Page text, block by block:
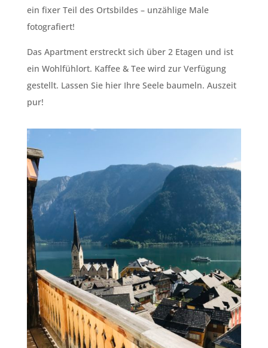
ein fixer Teil des Ortsbildes – unzählige Male
fotografiert!
Das Apartment erstreckt sich über 2 Etagen und ist
ein Wohlfühlort. Kaffee & Tee wird zur Verfügung
gestellt. Lassen Sie hier Ihre Seele baumeln. Auszeit
pur!